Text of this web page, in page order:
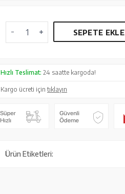
SEPETE EKLE
Hızlı Teslimat: 24 saatte kargoda!
Kargo ücreti içintıklayın
Ürün Etiketleri: